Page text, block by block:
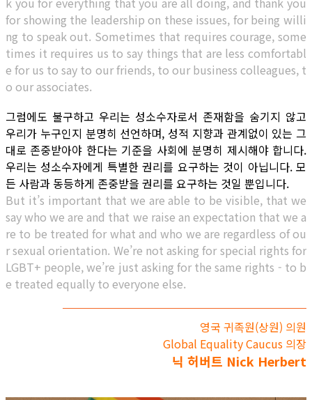
for showing the leadership on these issues, for being willi
ng to speak out. Sometimes that requires courage, some
times it requires us to say things that are less comfortabl
e for us to say to our friends, to our business colleagues, t
o our associates.
그럼에도 불구하고 우리는 성소수자로서 존재함을 숨기지 않고
우리가 누구인지 분명히 선언하며, 성적 지향과 관계없이 있는 그
대로 존중받아야 한다는 기준을 사회에 분명히 제시해야 합니다.
우리는 성소수자에게 특별한 권리를 요구하는 것이 아닙니다. 모
든 사람과 동등하게 존중받을 권리를 요구하는 것일 뿐입니다.
But it’s important that we are able to be visible, that we
say who we are and that we raise an expectation that we a
re to be treated for what and who we are regardless of ou
r sexual orientation. We’re not asking for special rights for
LGBT+ people, we’re just asking for the same rights - to b
e treated equally to everyone else.
영국 귀족원(상원) 의원
Global Equality Caucus 의장
닉 허버트 Nick Herbert